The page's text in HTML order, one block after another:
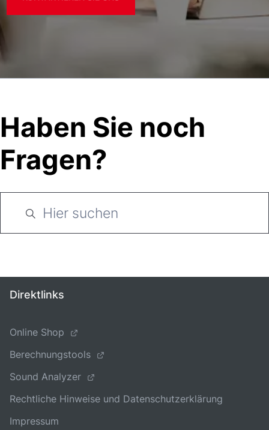
Haben Sie noch
Fragen?
Direktlinks
Online Shop
Berechnungstools
Sound Analyzer
Rechtliche Hinweise und Datenschutzerklärung
Impressum